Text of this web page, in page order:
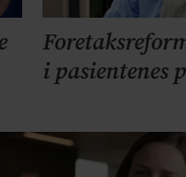
i pasientenes